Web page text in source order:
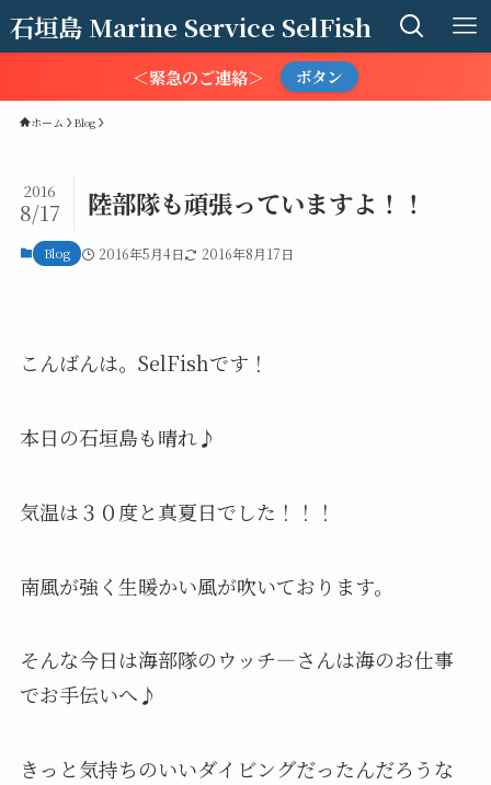
石垣島 Marine Service SelFish
＜緊急のご連絡＞ ボタン
ホーム Blog
陸部隊も頑張っていますよ！！
2016
8/17
Blog 2016年5月4日 2016年8月17日
こんばんは。SelFishです！
本日の石垣島も晴れ♪
気温は３０度と真夏日でした！！！
南風が強く生暖かい風が吹いております。
そんな今日は海部隊のウッチ―さんは海のお仕事
でお手伝いへ♪
きっと気持ちのいいダイビングだったんだろうな